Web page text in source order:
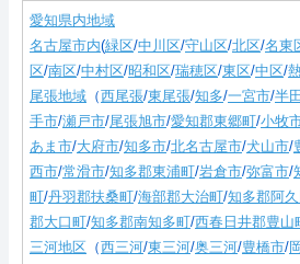
愛知県内地域
名古屋市内(緑区/中川区/守山区/北区/名東
区/南区/中村区/昭和区/瑞穂区/東区/中区/
尾張地域 （西尾張/東尾張/知多/一宮市/半
手市/瀬戸市/尾張旭市/愛知郡東郷町/小牧
あま市/大府市/知多市/北名古屋市/犬山市/
西市/常滑市/知多郡東浦町/岩倉市/弥富市/
町/丹羽郡扶桑町/海部郡大治町/知多郡阿
郡大口町/知多郡南知多町/西春日井郡豊山
三河地区 （西三河/東三河/奥三河/豊橋市/